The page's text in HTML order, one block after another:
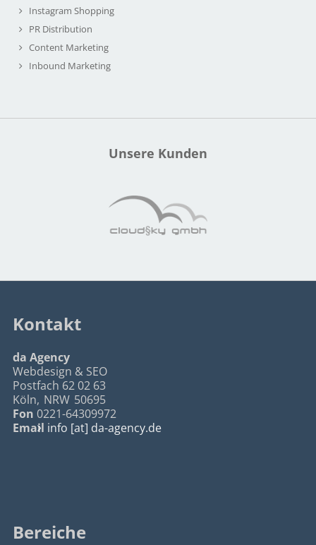
Instagram Shopping
PR Distribution
Content Marketing
Inbound Marketing
Unsere Kunden
Kontakt
da Agency
Webdesign & SEO
Postfach 62 02 63
Köln, NRW 50695
Fon 0221-64309972
Email info [at] da-agency.de
Bereiche